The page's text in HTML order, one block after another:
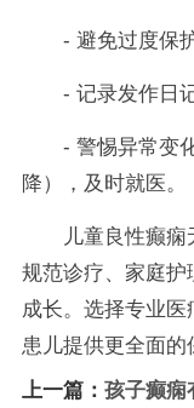
- 避免过度保
- 记录发作日
- 警惕异常变
降），及时就医。
儿童良性癫
规范诊疗、家庭
成长。选择专业
患儿提供更全面的
上一篇： 孩子癫痫